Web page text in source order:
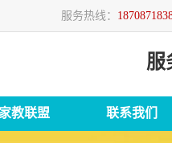
服务热线：
服
家教联盟 联系我们